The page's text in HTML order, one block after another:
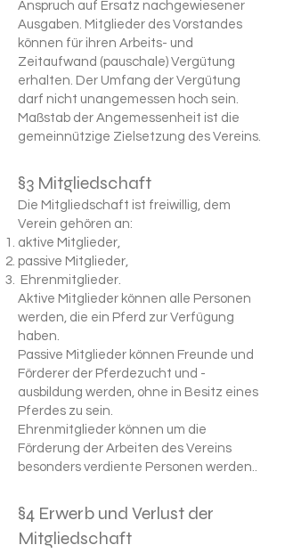
Anspruch auf Ersatz nachgewiesener
Ausgaben. Mitglieder des Vorstandes
können für ihren Arbeits- und
Zeitaufwand (pauschale) Vergütung
erhalten. Der Umfang der Vergütung
darf nicht unangemessen hoch sein.
Maßstab der Angemessenheit ist die
gemeinnützige Zielsetzung des Vereins.
§3 Mitgliedschaft
Die Mitgliedschaft ist freiwillig, dem
Verein gehören an:
aktive Mitglieder,
passive Mitglieder,
Ehrenmitglieder.
Aktive Mitglieder können alle Personen
werden, die ein Pferd zur Verfügung
haben.
Passive Mitglieder können Freunde und
Förderer der Pferdezucht und -
ausbildung werden, ohne in Besitz eines
Pferdes zu sein.
Ehrenmitglieder können um die
Förderung der Arbeiten des Vereins
besonders verdiente Personen werden..
§4 Erwerb und Verlust der
Mitgliedschaft